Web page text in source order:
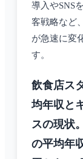
導入やSNS
客戦略など
が急速に変
す。
飲食店ス
均年収と
スの現状
の平均年